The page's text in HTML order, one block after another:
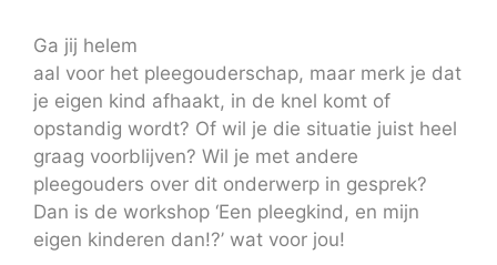
Ga jij helem
aal voor het pleegouderschap, maar merk je dat
je eigen kind afhaakt, in de knel komt of
opstandig wordt? Of wil je die situatie juist heel
graag voorblijven? Wil je met andere
pleegouders over dit onderwerp in gesprek?
Dan is de workshop ‘Een pleegkind, en mijn
eigen kinderen dan!?’ wat voor jou!